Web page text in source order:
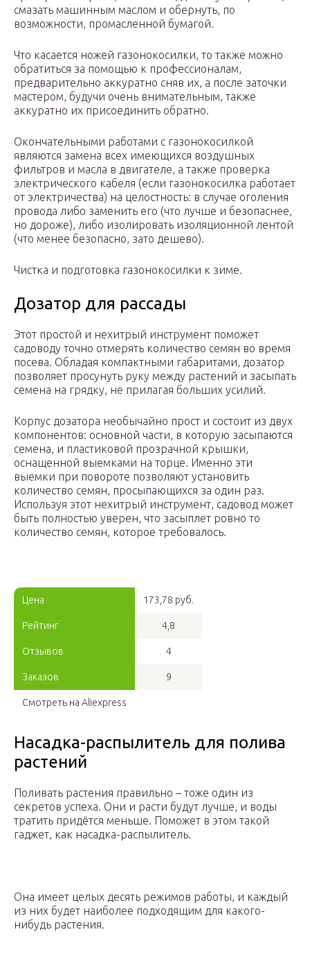
смазать машинным маслом и обернуть, по
возможности, промасленной бумагой.
Что касается ножей газонокосилки, то также можно
обратиться за помощью к профессионалам,
предварительно аккуратно сняв их, а после заточки
мастером, будучи очень внимательным, также
аккуратно их присоединить обратно.
Окончательными работами с газонокосилкой
являются замена всех имеющихся воздушных
фильтров и масла в двигателе, а также проверка
электрического кабеля (если газонокосилка работает
от электричества) на целостность: в случае оголения
провода либо заменить его (что лучше и безопаснее,
но дороже), либо изолировать изоляционной лентой
(что менее безопасно, зато дешево).
Чистка и подготовка газонокосилки к зиме.
Дозатор для рассады
Этот простой и нехитрый инструмент поможет
садоводу точно отмерять количество семян во время
посева. Обладая компактными габаритами, дозатор
позволяет просунуть руку между растений и засыпать
семена на грядку, не прилагая больших усилий.
Корпус дозатора необычайно прост и состоит из двух
компонентов: основной части, в которую засыпаются
семена, и пластиковой прозрачной крышки,
оснащенной выемками на торце. Именно эти
выемки при повороте позволяют установить
количество семян, просыпающихся за один раз.
Используя этот нехитрый инструмент, садовод может
быть полностью уверен, что засыплет ровно то
количество семян, которое требовалось.
Цена 173,78 руб.
Рейтинг 4,8
Отзывов 4
Заказов 9
Смотреть на Aliexpress
Насадка-распылитель для полива
растений
Поливать растения правильно – тоже один из
секретов успеха. Они и расти будут лучше, и воды
тратить придётся меньше. Поможет в этом такой
гаджет, как насадка-распылитель.
Она имеет целых десять режимов работы, и каждый
из них будет наиболее подходящим для какого-
нибудь растения.